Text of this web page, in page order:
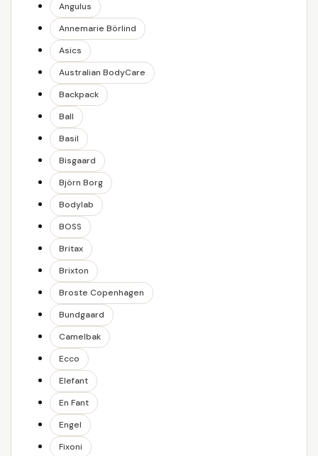
Angulus
Annemarie Börlind
Asics
Australian BodyCare
Backpack
Ball
Basil
Bisgaard
Björn Borg
Bodylab
BOSS
Britax
Brixton
Broste Copenhagen
Bundgaard
Camelbak
Ecco
Elefant
En Fant
Engel
Fixoni